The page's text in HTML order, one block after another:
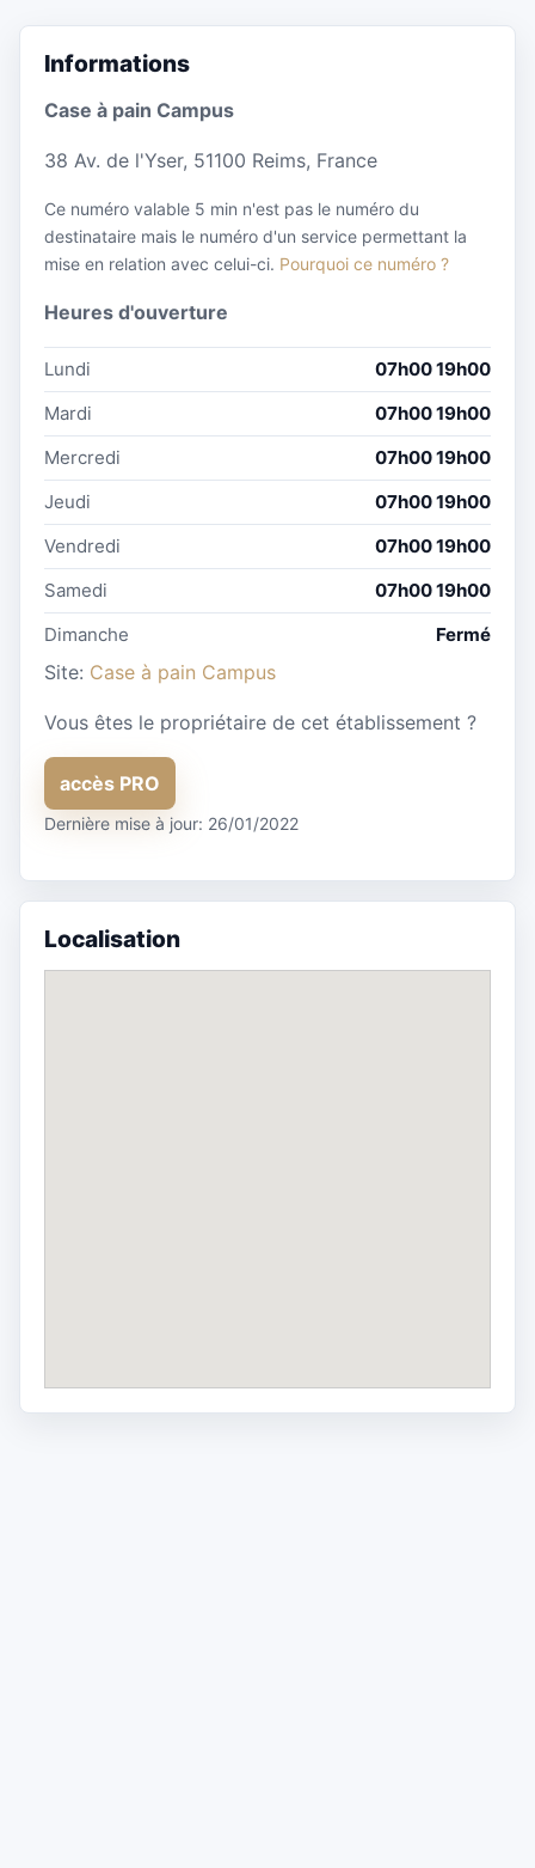
Informations
Case à pain Campus
38 Av. de l'Yser, 51100 Reims, France
Ce numéro valable 5 min n'est pas le numéro du
destinataire mais le numéro d'un service permettant la
mise en relation avec celui-ci. Pourquoi ce numéro ?
Heures d'ouverture
Lundi
07h00 19h00
Mardi
07h00 19h00
Mercredi
07h00 19h00
Jeudi
07h00 19h00
Vendredi
07h00 19h00
Samedi
07h00 19h00
Dimanche
Fermé
Site: Case à pain Campus
Vous êtes le propriétaire de cet établissement ?
accès PRO
Dernière mise à jour: 26/01/2022
Localisation